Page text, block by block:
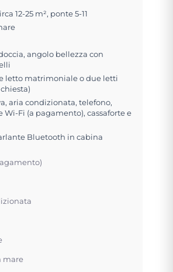
12-25 m², ponte 5-11
angolo bellezza con
letto matrimoniale o due letti
aria condizionata, telefono,
Wi-Fi (a pagamento), cassaforte e
Bluetooth in cabina
mare